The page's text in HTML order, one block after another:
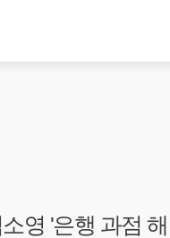
영 '은행 과점 해